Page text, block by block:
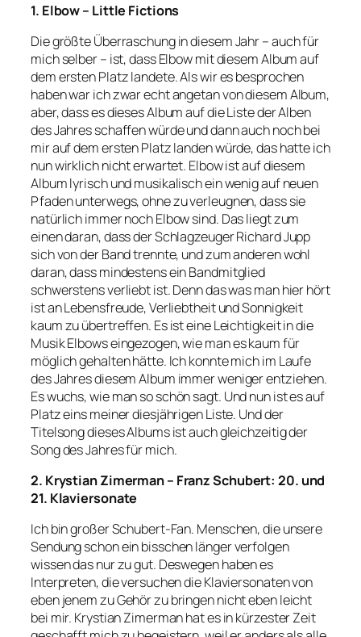
1. Elbow – Little Fictions
Die größte Überraschung in diesem Jahr – auch für
mich selber – ist, dass Elbow mit diesem Album auf
dem ersten Platz landete. Als wir es besprochen
haben war ich zwar echt angetan von diesem Album,
aber, dass es dieses Album auf die Liste der Alben
des Jahres schaffen würde und dann auch noch bei
mir auf dem ersten Platz landen würde, das hatte ich
nun wirklich nicht erwartet. Elbow ist auf diesem
Album lyrisch und musikalisch ein wenig auf neuen
Pfaden unterwegs, ohne zu verleugnen, dass sie
natürlich immer noch Elbow sind. Das liegt zum
einen daran, dass der Schlagzeuger Richard Jupp
sich von der Band trennte, und zum anderen wohl
daran, dass mindestens ein Bandmitglied
schwerstens verliebt ist. Denn das was man hier hört
ist an Lebensfreude, Verliebtheit und Sonnigkeit
kaum zu übertreffen. Es ist eine Leichtigkeit in die
Musik Elbows eingezogen, wie man es kaum für
möglich gehalten hätte. Ich konnte mich im Laufe
des Jahres diesem Album immer weniger entziehen.
Es wuchs, wie man so schön sagt. Und nun ist es auf
Platz eins meiner diesjährigen Liste. Und der
Titelsong dieses Albums ist auch gleichzeitig der
Song des Jahres für mich.
2. Krystian Zimerman – Franz Schubert: 20. und
21. Klaviersonate
Ich bin großer Schubert-Fan. Menschen, die unsere
Sendung schon ein bisschen länger verfolgen
wissen das nur zu gut. Deswegen haben es
Interpreten, die versuchen die Klaviersonaten von
eben jenem zu Gehör zu bringen nicht eben leicht
bei mir. Krystian Zimerman hat es in kürzester Zeit